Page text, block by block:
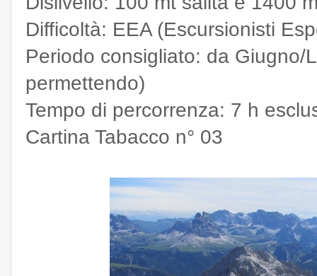
Difficoltà: EEA (Escursionisti
Periodo consigliato: da Giugno/
permettendo)
Tempo di percorrenza: 7 h
Cartina Tabacco n° 03